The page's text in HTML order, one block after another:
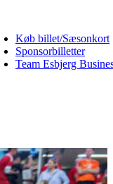
Køb billet/Sæsonkort
Sponsorbilletter
Team Esbjerg